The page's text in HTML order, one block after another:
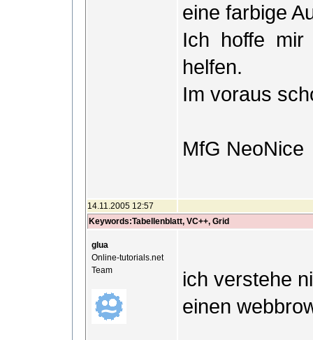
eine farbige
Ich hoffe mir
helfen.
Im voraus
MfG NeoNice
14.11.2005 12:57
Keywords:Tabellenblatt, VC++, Grid
glua
Online-tutorials.net
Team
ich verstehe
einen